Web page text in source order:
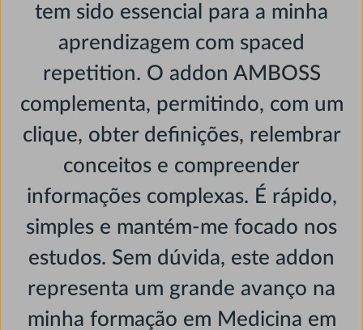
tem sido essencial para a minha
aprendizagem com spaced
repetition. O addon AMBOSS
complementa, permitindo, com um
clique, obter definições, relembrar
conceitos e compreender
informações complexas. É rápido,
simples e mantém-me focado nos
estudos. Sem dúvida, este addon
representa um grande avanço na
minha formação em Medicina em